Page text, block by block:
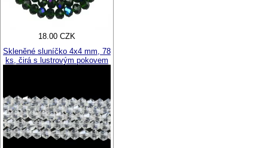
18.00 CZK
Skleněné sluníčko 4x4 mm, 78
ks, čirá s lustrovým pokovem